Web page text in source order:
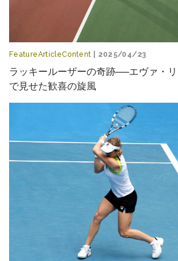
FeatureArticleContent | 2025/04/23
ラッキールーザーの奇跡──エヴァ・
で見せた歓喜の旋風